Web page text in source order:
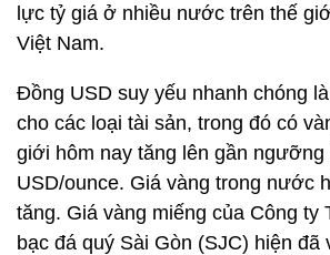
lực tỷ giá ở nhiều nước trên thế
Việt Nam.
Đồng USD suy yếu nhanh chóng
cho các loại tài sản, trong đó có
giới hôm nay tăng lên gần ngưỡng
USD/ounce. Giá vàng trong nước
tăng. Giá vàng miếng của Công ty
bạc đá quý Sài Gòn (SJC) hiện đã